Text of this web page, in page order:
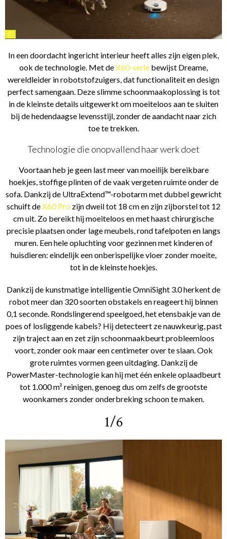
©
In een doordacht ingericht interieur heeft alles zijn eigen plek,
ook de technologie. Met deX60-serie bewijst Dreame,
wereldleider in robotstofzuigers, dat functionaliteit en design
perfect samengaan. Deze slimme schoonmaakoplossing is tot
in de kleinste details uitgewerkt om moeiteloos aan te sluiten
bij de hedendaagse levensstijl, zonder de aandacht naar zich
toe te trekken.
Technologie die onopvallend haar werk doet
Voortaan heb je geen last meer van moeilijk bereikbare
hoekjes, stoffige plinten of de vaak vergeten ruimte onder de
sofa. Dankzij de UltraExtend™-robotarm met dubbel gewricht
schuift deX60 Pro zijn dweil tot 18 cm en zijn zijborstel tot 12
cm uit. Zo bereikt hij moeiteloos en met haast chirurgische
precisie plaatsen onder lage meubels, rond tafelpoten en langs
muren. Een hele opluchting voor gezinnen met kinderen of
huisdieren: eindelijk een onberispelijke vloer zonder moeite,
tot in de kleinste hoekjes.
Dankzij de kunstmatige intelligentie OmniSight 3.0 herkent de
robot meer dan 320 soorten obstakels en reageert hij binnen
0,1 seconde. Rondslingerend speelgoed, het etensbakje van de
poes of losliggende kabels? Hij detecteert ze nauwkeurig, past
zijn traject aan en zet zijn schoonmaakbeurt probleemloos
voort, zonder ook maar een centimeter over te slaan. Ook
grote ruimtes vormen geen uitdaging. Dankzij de
PowerMaster-technologie kan hij met één enkele oplaadbeurt
tot 1.000 m² reinigen, genoeg dus om zelfs de grootste
woonkamers zonder onderbreking schoon te maken.
1/6